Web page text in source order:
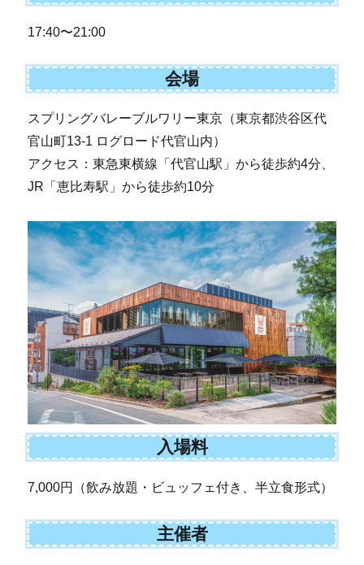
17:40〜21:00
会場
スプリングバレーブルワリー東京（東京都渋谷区代
官山町13-1 ログロード代官山内）
アクセス：東急東横線「代官山駅」から徒歩約4分、
JR「恵比寿駅」から徒歩約10分
入場料
7,000円（飲み放題・ビュッフェ付き、半立食形式）
主催者